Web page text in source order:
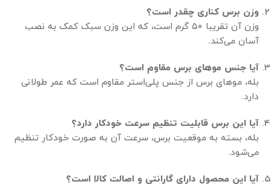
وزن برس کناری چقدر است؟
وزن آن تقریبا ۵۰ گرم است، که این وزن سبک کمک به نصب
آسان می‌کند.
آیا جنس موهای برس مقاوم است؟
بله، موهای برس از جنس پلی‌استر مقاوم است که عمر طولانی
دارد.
آیا این برس قابلیت تنظیم سرعت خودکار دارد؟
بله، بسته به موقعیت برس، سرعت آن به صورت خودکار تنظیم
می‌شود.
آیا این محصول دارای گارانتی و اصالت کالا است؟